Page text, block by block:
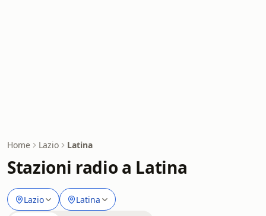
Home Lazio Latina
Stazioni radio a Latina
Lazio Latina